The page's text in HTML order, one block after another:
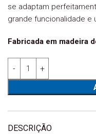
se adaptam
grande funcionalidade e
Fabricada em madeira
Quantidade de Aparador C
DESCRIÇÃO